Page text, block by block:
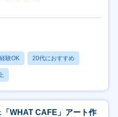
験OK 20代におすすめ
WHAT CAFE」アート作